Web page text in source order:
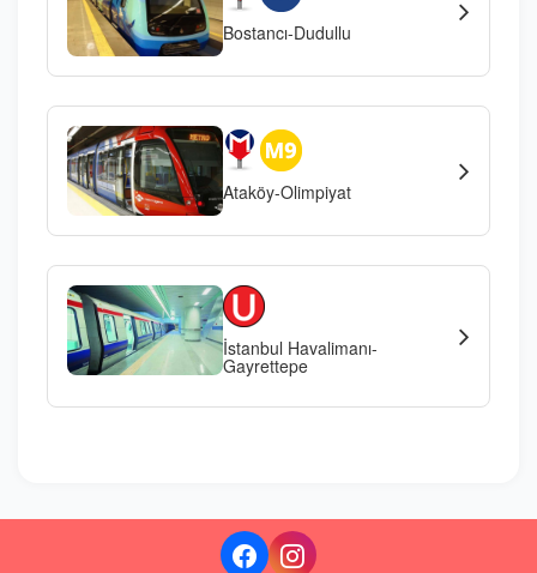
Bostancı-Dudullu
Ataköy-Olimpiyat
İstanbul Havalimanı-
Gayrettepe